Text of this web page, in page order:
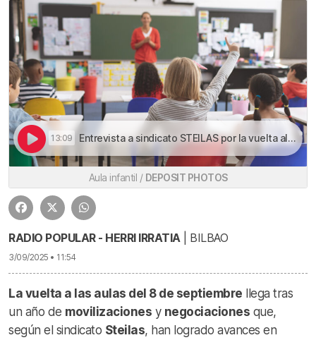
13:09 Entrevista a sindicato STEILAS por la vuelta al cole de septiembre | Vuelta al cole: Steilas espera «un curso más tranquilo, pero toca cumplir los acuerdos»
Aula infantil / DEPOSIT PHOTOS
RADIO POPULAR - HERRI IRRATIA| BILBAO
3/09/2025 • 11:54
La vuelta a las aulas del 8 de septiembre llega tras
un año de movilizaciones y negociaciones que,
según el sindicato Steilas, han logrado avances en